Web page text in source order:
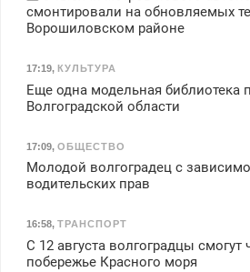
смонтировали на обновляемых
Ворошиловском районе
17:19, КУЛЬТУРА
Еще одна модельная библиотека
Волгоградской области
17:09, ОБЩЕСТВО
Молодой волгоградец с
водительских прав
16:58, ТРАНСПОРТ
С 12 августа волгоградцы смогут
побережье Красного моря